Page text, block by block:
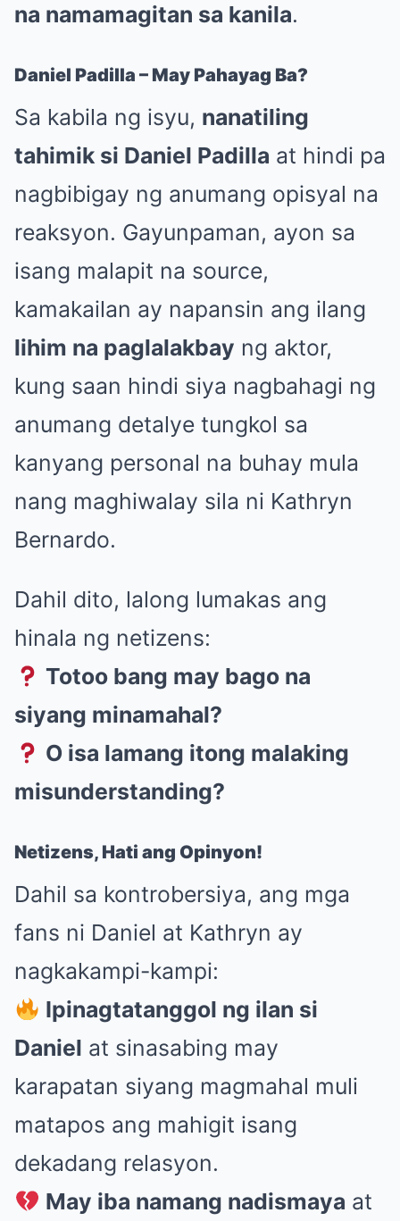
na namamagitan sa kanila.
Daniel Padilla – May Pahayag Ba?
Sa kabila ng isyu, nanatiling
tahimik si Daniel Padilla at hindi pa
nagbibigay ng anumang opisyal na
reaksyon. Gayunpaman, ayon sa
isang malapit na source,
kamakailan ay napansin ang ilang
lihim na paglalakbay ng aktor,
kung saan hindi siya nagbahagi ng
anumang detalye tungkol sa
kanyang personal na buhay mula
nang maghiwalay sila ni Kathryn
Bernardo.
Dahil dito, lalong lumakas ang
hinala ng netizens:
Totoo bang may bago na
siyang minamahal?
O isa lamang itong malaking
misunderstanding?
Netizens, Hati ang Opinyon!
Dahil sa kontrobersiya, ang mga
fans ni Daniel at Kathryn ay
nagkakampi-kampi:
Ipinagtatanggol ng ilan si
Daniel at sinasabing may
karapatan siyang magmahal muli
matapos ang mahigit isang
dekadang relasyon.
May iba namang nadismaya at